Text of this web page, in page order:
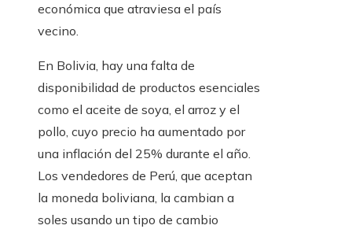
económica que atraviesa el país
vecino.
En Bolivia, hay una falta de
disponibilidad de productos esenciales
como el aceite de soya, el arroz y el
pollo, cuyo precio ha aumentado por
una inflación del 25% durante el año.
Los vendedores de Perú, que aceptan
la moneda boliviana, la cambian a
soles usando un tipo de cambio